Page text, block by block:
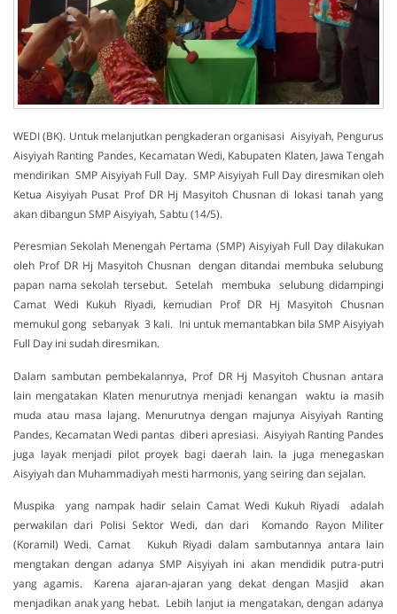
WEDI (BK). Untuk melanjutkan pengkaderan organisasi Aisyiyah, Pengurus
Aisyiyah Ranting Pandes, Kecamatan Wedi, Kabupaten Klaten, Jawa Tengah
mendirikan SMP Aisyiyah Full Day. SMP Aisyiyah Full Day diresmikan oleh
Ketua Aisyiyah Pusat Prof DR Hj Masyitoh Chusnan di lokasi tanah yang
akan dibangun SMP Aisyiyah, Sabtu (14/5).
Peresmian Sekolah Menengah Pertama (SMP) Aisyiyah Full Day dilakukan
oleh Prof DR Hj Masyitoh Chusnan dengan ditandai membuka selubung
papan nama sekolah tersebut. Setelah membuka selubung didampingi
Camat Wedi Kukuh Riyadi, kemudian Prof DR Hj Masyitoh Chusnan
memukul gong sebanyak 3 kali. Ini untuk memantabkan bila SMP Aisyiyah
Full Day ini sudah diresmikan.
Dalam sambutan pembekalannya, Prof DR Hj Masyitoh Chusnan antara
lain mengatakan Klaten menurutnya menjadi kenangan waktu ia masih
muda atau masa lajang. Menurutnya dengan majunya Aisyiyah Ranting
Pandes, Kecamatan Wedi pantas diberi apresiasi. Aisyiyah Ranting Pandes
juga layak menjadi pilot proyek bagi daerah lain. Ia juga menegaskan
Aisyiyah dan Muhammadiyah mesti harmonis, yang seiring dan sejalan.
Muspika yang nampak hadir selain Camat Wedi Kukuh Riyadi adalah
perwakilan dari Polisi Sektor Wedi, dan dari Komando Rayon Militer
(Koramil) Wedi. Camat Kukuh Riyadi dalam sambutannya antara lain
mengtakan dengan adanya SMP Aisyiyah ini akan mendidik putra-putri
yang agamis. Karena ajaran-ajaran yang dekat dengan Masjid akan
menjadikan anak yang hebat. Lebih lanjut ia mengatakan, dengan adanya